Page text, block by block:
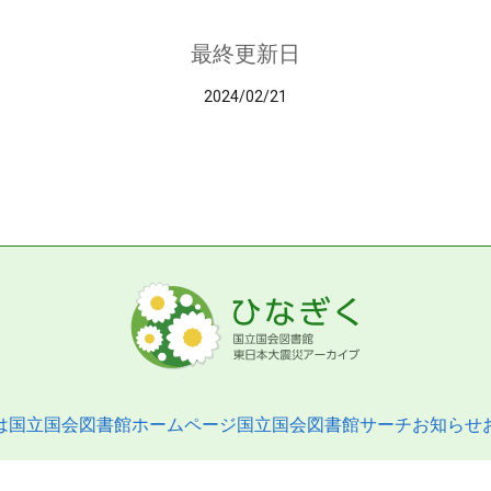
最終更新日
2024/02/21
国立国会図書館ホームページ国立国会図書館サーチお知らせ